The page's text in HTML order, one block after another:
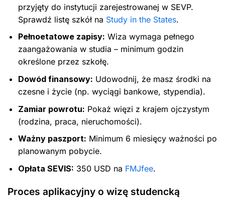
przyjęty do instytucji zarejestrowanej w SEVP.
Sprawdź listę szkół na Study in the States.
Pełnoetatowe zapisy: Wiza wymaga pełnego
zaangażowania w studia – minimum godzin
określone przez szkołę.
Dowód finansowy: Udowodnij, że masz środki na
czesne i życie (np. wyciągi bankowe, stypendia).
Zamiar powrotu: Pokaż więzi z krajem ojczystym
(rodzina, praca, nieruchomości).
Ważny paszport: Minimum 6 miesięcy ważności po
planowanym pobycie.
Opłata SEVIS: 350 USD na FMJfee.
Proces aplikacyjny o wizę studencką